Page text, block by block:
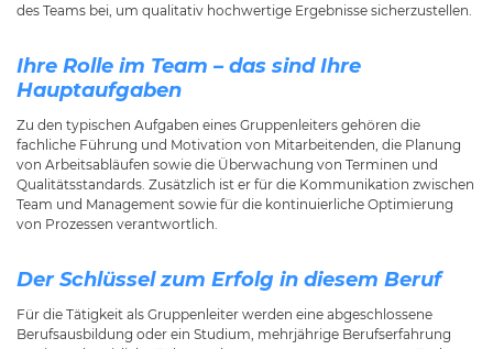
des Teams bei, um qualitativ hochwertige Ergebnisse sicherzustellen.
Ihre Rolle im Team – das sind Ihre
Hauptaufgaben
Zu den typischen Aufgaben eines Gruppenleiters gehören die
fachliche Führung und Motivation von Mitarbeitenden, die Planung
von Arbeitsabläufen sowie die Überwachung von Terminen und
Qualitätsstandards. Zusätzlich ist er für die Kommunikation zwischen
Team und Management sowie für die kontinuierliche Optimierung
von Prozessen verantwortlich.
Der Schlüssel zum Erfolg in diesem Beruf
Für die Tätigkeit als Gruppenleiter werden eine abgeschlossene
Berufsausbildung oder ein Studium, mehrjährige Berufserfahrung